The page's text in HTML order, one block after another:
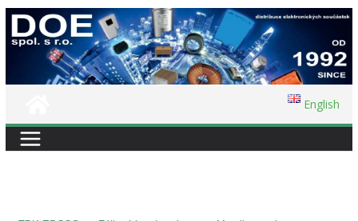
Přeskočit
na
English